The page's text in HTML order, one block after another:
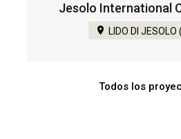
Jesolo International
LIDO DI JESOLO
Todos los